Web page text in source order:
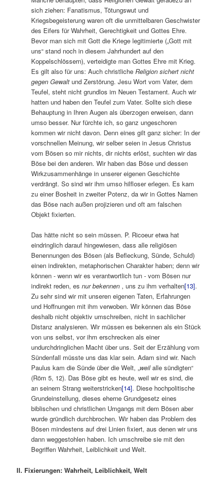
sich ziehen: Fanatismus, Tötungswut und
Kriegsbegeisterung waren oft die unmittelbaren Geschwister
des Eifers für Wahrheit, Gerechtigkeit und Gottes Ehre.
Bevor man sich mit Gott die Kriege legitimierte („Gott mit
uns“ stand noch in diesem Jahrhundert auf den
Koppelschlössern), verteidigte man Gottes Ehre mit Krieg.
Es gilt also für uns: Auch christlicheReligion sichert nicht
gegen Gewalt und Zerstörung. Jesu Wort vom Vater, dem
Teufel, steht nicht grundlos im Neuen Testament. Auch wir
hatten und haben den Teufel zum Vater. Sollte sich diese
Behauptung in Ihren Augen als überzogen erweisen, dann
umso besser. Nur fürchte ich, so ganz ungeschoren
kommen wir nicht davon. Denn eines gilt ganz sicher: In der
vorschnellen Meinung, wir selber seien in Jesus Christus
vom Bösen so mir nichts, dir nichts erlöst, suchten wir das
Böse bei den anderen. Wir haben das Böse und dessen
Wirkzusammenhänge in unserer eigenen Geschichte
verdrängt. So sind wir ihm umso hilfloser erlegen. Es kam
zu einer Bosheit in zweiter Potenz, da wir in Gottes Namen
das Böse nach außen projizieren und oft am falschen
Objekt fixierten.
Das hätte nicht so sein müssen. P. Ricoeur etwa hat
eindringlich darauf hingewiesen, dass alle religiösen
Benennungen des Bösen (als Befleckung, Sünde, Schuld)
einen indirekten, metaphorischen Charakter haben; denn wir
können ‑ wenn wir es verantwortlich tun ‑ vom Bösen nur
indirekt reden, esnur bekennen , uns zu ihm verhalten[13].
Zu sehr sind wir mit unseren eigenen Taten, Erfahrungen
und Hoffnungen mit ihm verwoben. Wir können das Böse
deshalb nicht objektiv umschreiben, nicht in sachlicher
Distanz analysieren. Wir müssen es bekennen als ein Stück
von uns selbst, vor ihm erschrecken als einer
undurchdringlichen Macht über uns. Seit der Erzählung vom
Sündenfall müsste uns das klar sein. Adam sind wir. Nach
Paulus kam die Sünde über die Welt, „weilalle sündigten“
(Röm 5, 12). Das Böse gibt es heute, weil wir es sind, die
an seinem Strang weiterstricken[14]. Diese hochpolitische
Grundeinstellung, dieses eherne Grundgesetz eines
biblischen und christlichen Umgangs mit dem Bösen aber
wurde gründlich durchbrochen. Wir haben das Problem des
Bösen mindestens auf drei Linien fixiert, aus denen wir uns
dann weggestohlen haben. Ich umschreibe sie mit den
Begriffen Wahrheit, Leiblichkeit und Welt.
II. Fixierungen: Wahrheit, Leiblichkeit, Welt